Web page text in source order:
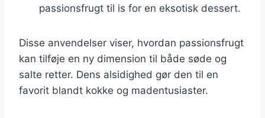
passionsfrugt til is for en eksotisk dessert.
Disse anvendelser viser, hvordan passionsfrugt
kan tilføje en ny dimension til både søde og
salte retter. Dens alsidighed gør den til en
favorit blandt kokke og madentusiaster.